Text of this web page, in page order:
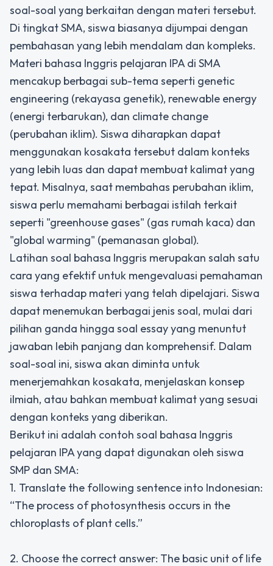
soal-soal yang berkaitan dengan materi tersebut.
Di tingkat SMA, siswa biasanya dijumpai dengan
pembahasan yang lebih mendalam dan kompleks.
Materi bahasa Inggris pelajaran IPA di SMA
mencakup berbagai sub-tema seperti genetic
engineering (rekayasa genetik), renewable energy
(energi terbarukan), dan climate change
(perubahan iklim). Siswa diharapkan dapat
menggunakan kosakata tersebut dalam konteks
yang lebih luas dan dapat membuat kalimat yang
tepat. Misalnya, saat membahas perubahan iklim,
siswa perlu memahami berbagai istilah terkait
seperti "greenhouse gases" (gas rumah kaca) dan
"global warming" (pemanasan global).
Latihan soal bahasa Inggris merupakan salah satu
cara yang efektif untuk mengevaluasi pemahaman
siswa terhadap materi yang telah dipelajari. Siswa
dapat menemukan berbagai jenis soal, mulai dari
pilihan ganda hingga soal essay yang menuntut
jawaban lebih panjang dan komprehensif. Dalam
soal-soal ini, siswa akan diminta untuk
menerjemahkan kosakata, menjelaskan konsep
ilmiah, atau bahkan membuat kalimat yang sesuai
dengan konteks yang diberikan.
Berikut ini adalah contoh soal bahasa Inggris
pelajaran IPA yang dapat digunakan oleh siswa
SMP dan SMA:
1. Translate the following sentence into Indonesian:
“The process of photosynthesis occurs in the
chloroplasts of plant cells.”
2. Choose the correct answer: The basic unit of life